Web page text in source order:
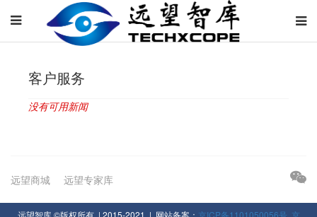
客户服务
没有可用新闻
远望商城 远望专家库
远望智库 ©版权所有 | 2015-2021 | 网站备案： 京ICP备1101050056号 京